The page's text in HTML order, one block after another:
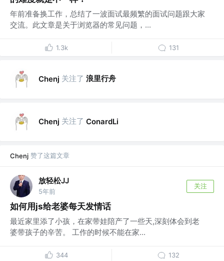
年前准备换工作，总结了一波面试最频繁的面试问题跟大家
交流。此文章是关于浏览器的常见问题，...
1.3k 131
Chenj 关注了 浪里行舟
Chenj 关注了 ConardLi
Chenj 赞了这篇文章
放轻松JJ
5年前
关注
如何用js给老婆每天发情话
最近家里添了小孩，在家带娃陪产了一些天,深刻体会到老
婆带孩子的辛苦。 工作的时候不能在家...
344 132